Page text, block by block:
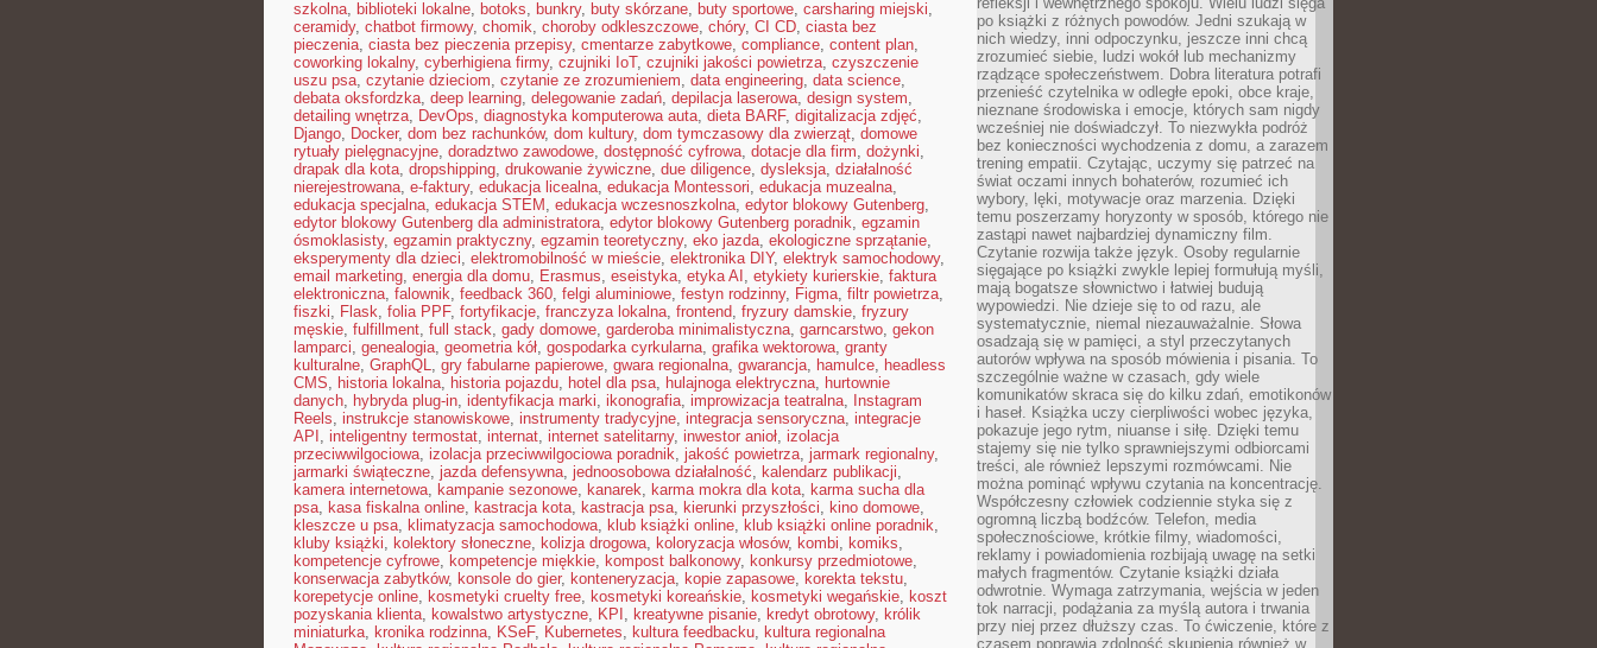
szkolna, biblioteki lokalne, botoks, bunkry, buty skórzane, buty sportowe, carsharing miejski,
ceramidy, chatbot firmowy, chomik, choroby odkleszczowe, chóry, CI CD, ciasta bez
pieczenia, ciasta bez pieczenia przepisy, cmentarze zabytkowe, compliance, content plan,
coworking lokalny, cyberhigiena firmy, czujniki IoT, czujniki jakości powietrza, czyszczenie
uszu psa, czytanie dzieciom, czytanie ze zrozumieniem, data engineering, data science,
debata oksfordzka, deep learning, delegowanie zadań, depilacja laserowa, design system,
detailing wnętrza, DevOps, diagnostyka komputerowa auta, dieta BARF, digitalizacja zdjęć,
Django, Docker, dom bez rachunków, dom kultury, dom tymczasowy dla zwierząt, domowe
rytuały pielęgnacyjne, doradztwo zawodowe, dostępność cyfrowa, dotacje dla firm, dożynki,
drapak dla kota, dropshipping, drukowanie żywiczne, due diligence, dysleksja, działalność
nierejestrowana, e-faktury, edukacja licealna, edukacja Montessori, edukacja muzealna,
edukacja specjalna, edukacja STEM , edukacja wczesnoszkolna, edytor blokowy Gutenberg,
edytor blokowy Gutenberg dla administratora, edytor blokowy Gutenberg poradnik, egzamin
ósmoklasisty, egzamin praktyczny, egzamin teoretyczny, eko jazda, ekologiczne sprzątanie,
eksperymenty dla dzieci, elektromobilność w mieście, elektronika DIY, elektryk samochodowy,
email marketing, energia dla domu, Erasmus, eseistyka, etyka AI , etykiety kurierskie, faktura
elektroniczna, falownik, feedback 360, felgi aluminiowe, festyn rodzinny, Figma, filtr powietrza,
fiszki, Flask, folia PPF, fortyfikacje, franczyza lokalna, frontend, fryzury damskie, fryzury
męskie, fulfillment, full stack, gady domowe, garderoba minimalistyczna, garncarstwo, gekon
lamparci, genealogia, geometria kół, gospodarka cyrkularna, grafika wektorowa, granty
kulturalne, GraphQL, gry fabularne papierowe, gwara regionalna, gwarancja, hamulce, headless
CMS, historia lokalna, historia pojazdu, hotel dla psa, hulajnoga elektryczna, hurtownie
danych, hybryda plug-in, identyfikacja marki, ikonografia, improwizacja teatralna, Instagram
Reels, instrukcje stanowiskowe, instrumenty tradycyjne, integracja sensoryczna, integracje
API , inteligentny termostat, internat, internet satelitarny, inwestor anioł, izolacja
przeciwwilgociowa, izolacja przeciwwilgociowa poradnik, jakość powietrza, jarmark regionalny,
jarmarki świąteczne, jazda defensywna, jednoosobowa działalność, kalendarz publikacji,
kamera internetowa, kampanie sezonowe, kanarek, karma mokra dla kota, karma sucha dla
psa, kasa fiskalna online, kastracja kota, kastracja psa, kierunki przyszłości, kino domowe,
kleszcze u psa, klimatyzacja samochodowa, klub książki online, klub książki online poradnik,
kluby książki, kolektory słoneczne, kolizja drogowa, koloryzacja włosów, kombi, komiks,
kompetencje cyfrowe, kompetencje miękkie, kompost balkonowy, konkursy przedmiotowe,
konserwacja zabytków, konsole do gier, konteneryzacja, kopie zapasowe, korekta tekstu,
korepetycje online, kosmetyki cruelty free, kosmetyki koreańskie, kosmetyki wegańskie, koszt
pozyskania klienta, kowalstwo artystyczne, KPI , kreatywne pisanie, kredyt obrotowy, królik
miniaturka, kronika rodzinna, KSeF, Kubernetes, kultura feedbacku, kultura regionalna
po książki z różnych powodów. Jedni szukają w
nich wiedzy, inni odpoczynku, jeszcze inni chcą
zrozumieć siebie, ludzi wokół lub mechanizmy
rządzące społeczeństwem. Dobra literatura potrafi
przenieść czytelnika w odległe epoki, obce kraje,
nieznane środowiska i emocje, których sam nigdy
wcześniej nie doświadczył. To niezwykła podróż
bez konieczności wychodzenia z domu, a zarazem
trening empatii. Czytając, uczymy się patrzeć na
świat oczami innych bohaterów, rozumieć ich
wybory, lęki, motywacje oraz marzenia. Dzięki
temu poszerzamy horyzonty w sposób, którego nie
zastąpi nawet najbardziej dynamiczny film.
Czytanie rozwija także język. Osoby regularnie
sięgające po książki zwykle lepiej formułują myśli,
mają bogatsze słownictwo i łatwiej budują
wypowiedzi. Nie dzieje się to od razu, ale
systematycznie, niemal niezauważalnie. Słowa
osadzają się w pamięci, a styl przeczytanych
autorów wpływa na sposób mówienia i pisania. To
szczególnie ważne w czasach, gdy wiele
komunikatów skraca się do kilku zdań, emotikonów
i haseł. Książka uczy cierpliwości wobec języka,
pokazuje jego rytm, niuanse i siłę. Dzięki temu
stajemy się nie tylko sprawniejszymi odbiorcami
treści, ale również lepszymi rozmówcami. Nie
można pominąć wpływu czytania na koncentrację.
Współczesny człowiek codziennie styka się z
ogromną liczbą bodźców. Telefon, media
społecznościowe, krótkie filmy, wiadomości,
reklamy i powiadomienia rozbijają uwagę na setki
małych fragmentów. Czytanie książki działa
odwrotnie. Wymaga zatrzymania, wejścia w jeden
tok narracji, podążania za myślą autora i trwania
przy niej przez dłuższy czas. To ćwiczenie, które z
czasem poprawia zdolność skupienia również w